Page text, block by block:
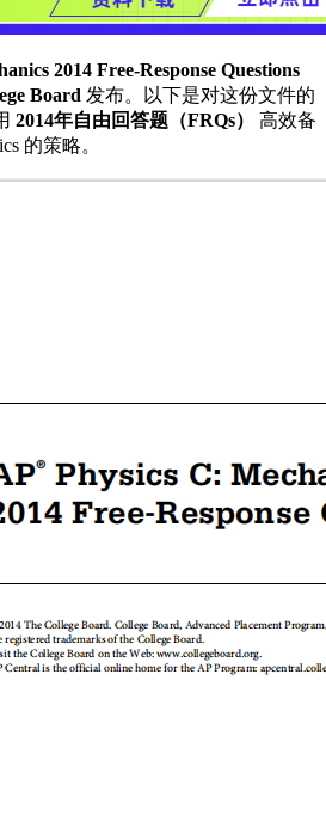
2014 Free-Response Questions
Board 发布。以下是对这份文件的
2014年自由回答题（FRQs）
高效备
的策略。